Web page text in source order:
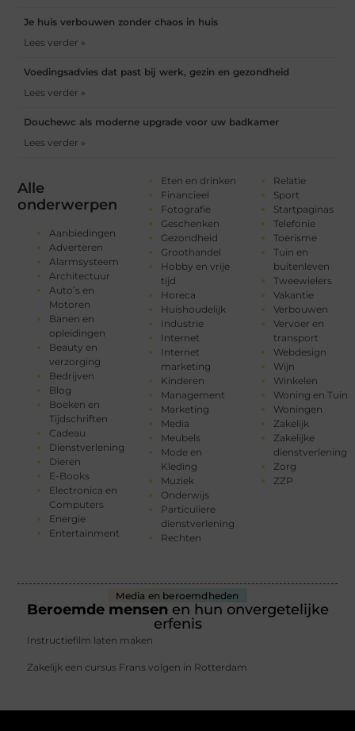
Alle
onderwerpen
Aanbiedingen
Adverteren
Alarmsysteem
Architectuur
Auto’s en
Motoren
Banen en
opleidingen
Beauty en
verzorging
Bedrijven
Blog
Boeken en
Tijdschriften
Cadeau
Dienstverlening
Dieren
E-Books
Electronica en
Computers
Energie
Entertainment
Eten en drinken
Financieel
Fotografie
Geschenken
Gezondheid
Groothandel
Hobby en vrije
tijd
Horeca
Huishoudelijk
Industrie
Internet
Internet
marketing
Kinderen
Management
Marketing
Media
Meubels
Mode en
Kleding
Muziek
Onderwijs
Particuliere
dienstverlening
Rechten
Relatie
Sport
Startpaginas
Telefonie
Toerisme
Tuin en
buitenleven
Tweewielers
Vakantie
Verbouwen
Vervoer en
transport
Webdesign
Wijn
Winkelen
Woning en Tuin
Woningen
Zakelijk
Zakelijke
dienstverlening
Zorg
ZZP
Je huis verbouwen zonder chaos in huis
Lees verder »
Voedingsadvies dat past bij werk, gezin en gezondheid
Lees verder »
Douchewc als moderne upgrade voor uw badkamer
Lees verder »
Media en beroemdheden
Beroemde mensen en hun onvergetelijke
erfenis
Instructiefilm laten maken
Zakelijk een cursus Frans volgen in Rotterdam